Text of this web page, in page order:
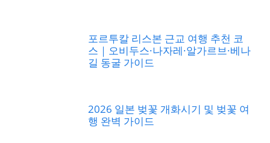
포르투칼 리스본 근교 여행 추천 코
스｜오비두스·나자레·알가르브·베나
길 동굴 가이드
2026 일본 벚꽃 개화시기 및 벚꽃 여
행 완벽 가이드